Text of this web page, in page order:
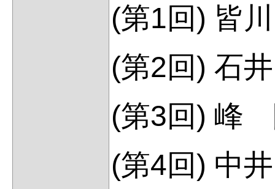
(第1回) 皆
(第2回) 石
(第3回) 峰
(第4回) 中